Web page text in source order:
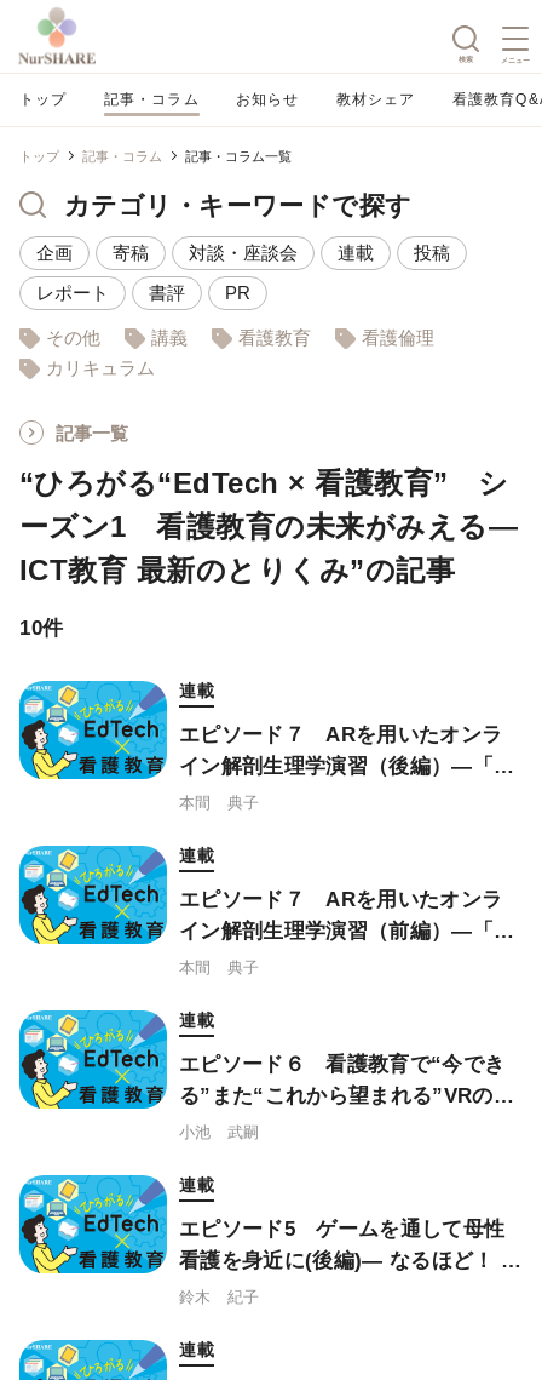
検索 メニュー
トップ 記事・コラム お知らせ 教材シェア 看護教育
トップ 記事・コラム 記事・コラム一覧
カテゴリ・キーワードで探す
企画 寄稿 対談・座談会 連載
投稿
レポート
書評 PR
その他 講義 看護教育
看護倫理
カリキュラム
記事一覧
“ひろがる“EdTech × 看護教育” シ
ーズン1 看護教育の未来がみえる―
ICT教育 最新のとりくみ”の記事
10件
連載
エピソード７ ARを用いたオンラ
イン解剖生理学演習（後編）―「Ho
loeyes Edu」を本格的に活用するに
本間 典子
連載
エピソード７ ARを用いたオンラ
イン解剖生理学演習（前編）―「Ho
loeyes Edu」を使ってみよう
本間 典子
連載
エピソード６ 看護教育で“今でき
る”また“これから望まれる”VRの活
用とは
小池 武嗣
連載
エピソード5 ゲームを通して母性
看護を身近に(後編)― なるほど！ 運
用も難しくないんだ！
鈴木 紀子
連載